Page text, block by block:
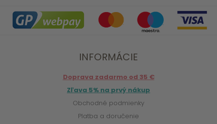
INFORMÁCIE
Doprava zadarmo od 35 €
Zľava 5% na prvý nákup
Obchodné podmienky
Platba a doručenie